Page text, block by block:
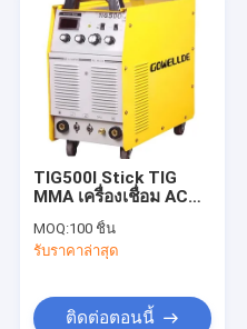
TIG500I Stick TIG
MMA เครื่องเชื่อม AC
380V IGBT Wire
Feeder เครื่องเชื่อม
MOQ:100 ชิ้น
รับราคาล่าสุด
ติดต่อตอนนี้